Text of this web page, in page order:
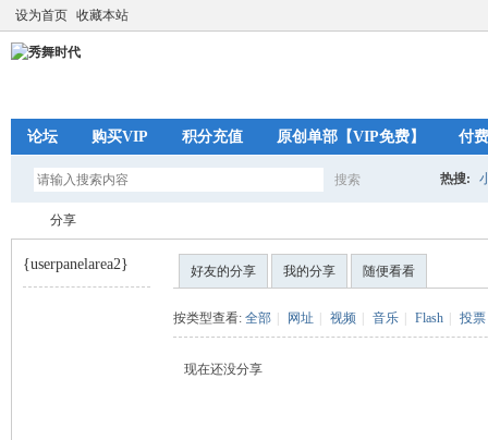
设为首页 收藏本站
论坛 购买VIP 积分充值 原创单部【VIP免费】 付
搜索 热搜:
分享
{userpanelarea2} 好友的分享 我的分享 随便看看
按类型查看: 全部 网址 视频 音乐 Flash 投票
现在还没分享